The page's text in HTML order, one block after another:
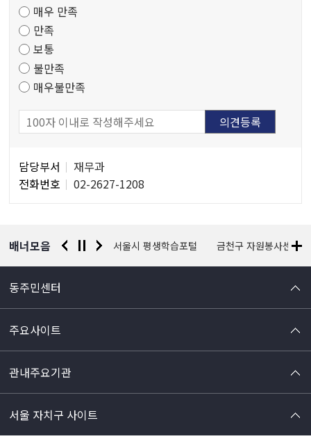
도
조
사
매우 만족
만족
보통
불만족
매우불만족
당
자
담당부서
재무과
전화번호
02-2627-1208
배너모음
찰청 유실물 통합포털 서울시 평생학습포털 금천구 자원봉사센터
동주민센터
주요사이트
관내주요기관
서울 자치구 사이트